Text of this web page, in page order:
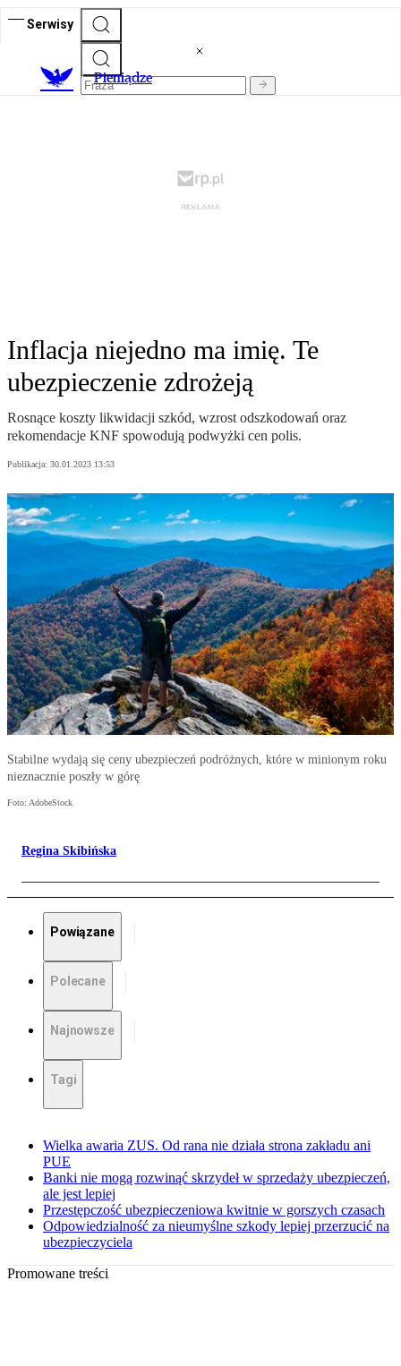
Serwisy
Pieniądze
Inflacja niejedno ma imię. Te
ubezpieczenie zdrożeją
Rosnące koszty likwidacji szkód, wzrost odszkodowań oraz
rekomendacje KNF spowodują podwyżki cen polis.
Publikacja: 30.01.2023 13:53
Stabilne wydają się ceny ubezpieczeń podróżnych, które w minionym roku
nieznacznie poszły w górę
Foto: AdobeStock
Regina Skibińska
Powiązane
Polecane
Najnowsze
Tagi
Wielka awaria ZUS. Od rana nie działa strona zakładu ani
PUE
Banki nie mogą rozwinąć skrzydeł w sprzedaży ubezpieczeń,
ale jest lepiej
Przestępczość ubezpieczeniowa kwitnie w gorszych czasach
Odpowiedzialność za nieumyślne szkody lepiej przerzucić na
ubezpieczyciela
Promowane treści